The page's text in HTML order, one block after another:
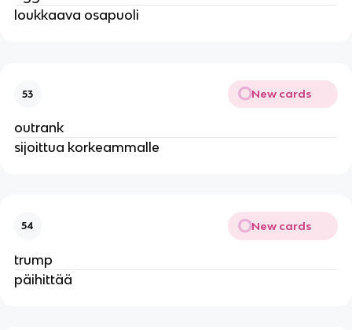
loukkaava osapuoli
53 New cards
outrank
sijoittua korkeammalle
54 New cards
trump
päihittää